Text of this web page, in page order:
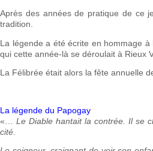
Après des années de pratique de ce
tradition.
La légende a été écrite en hommage
qui cette année-là se déroulait à Rieux
La Félibrée était alors la fête annuelle
La légende du Papogay
«…Le Diable hantait la contrée. Il se
cité.